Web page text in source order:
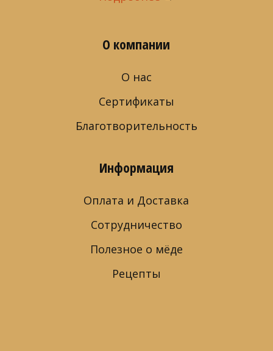
О компании
О нас
Сертификаты
Благотворительность
Информация
Оплата и Доставка
Сотрудничество
Полезное о мёде
Рецепты